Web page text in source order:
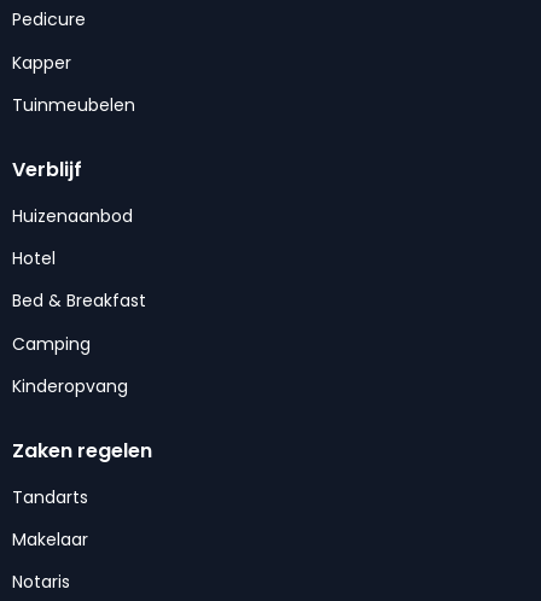
Pedicure
Kapper
Tuinmeubelen
Verblijf
Huizenaanbod
Hotel
Bed & Breakfast
Camping
Kinderopvang
Zaken regelen
Tandarts
Makelaar
Notaris